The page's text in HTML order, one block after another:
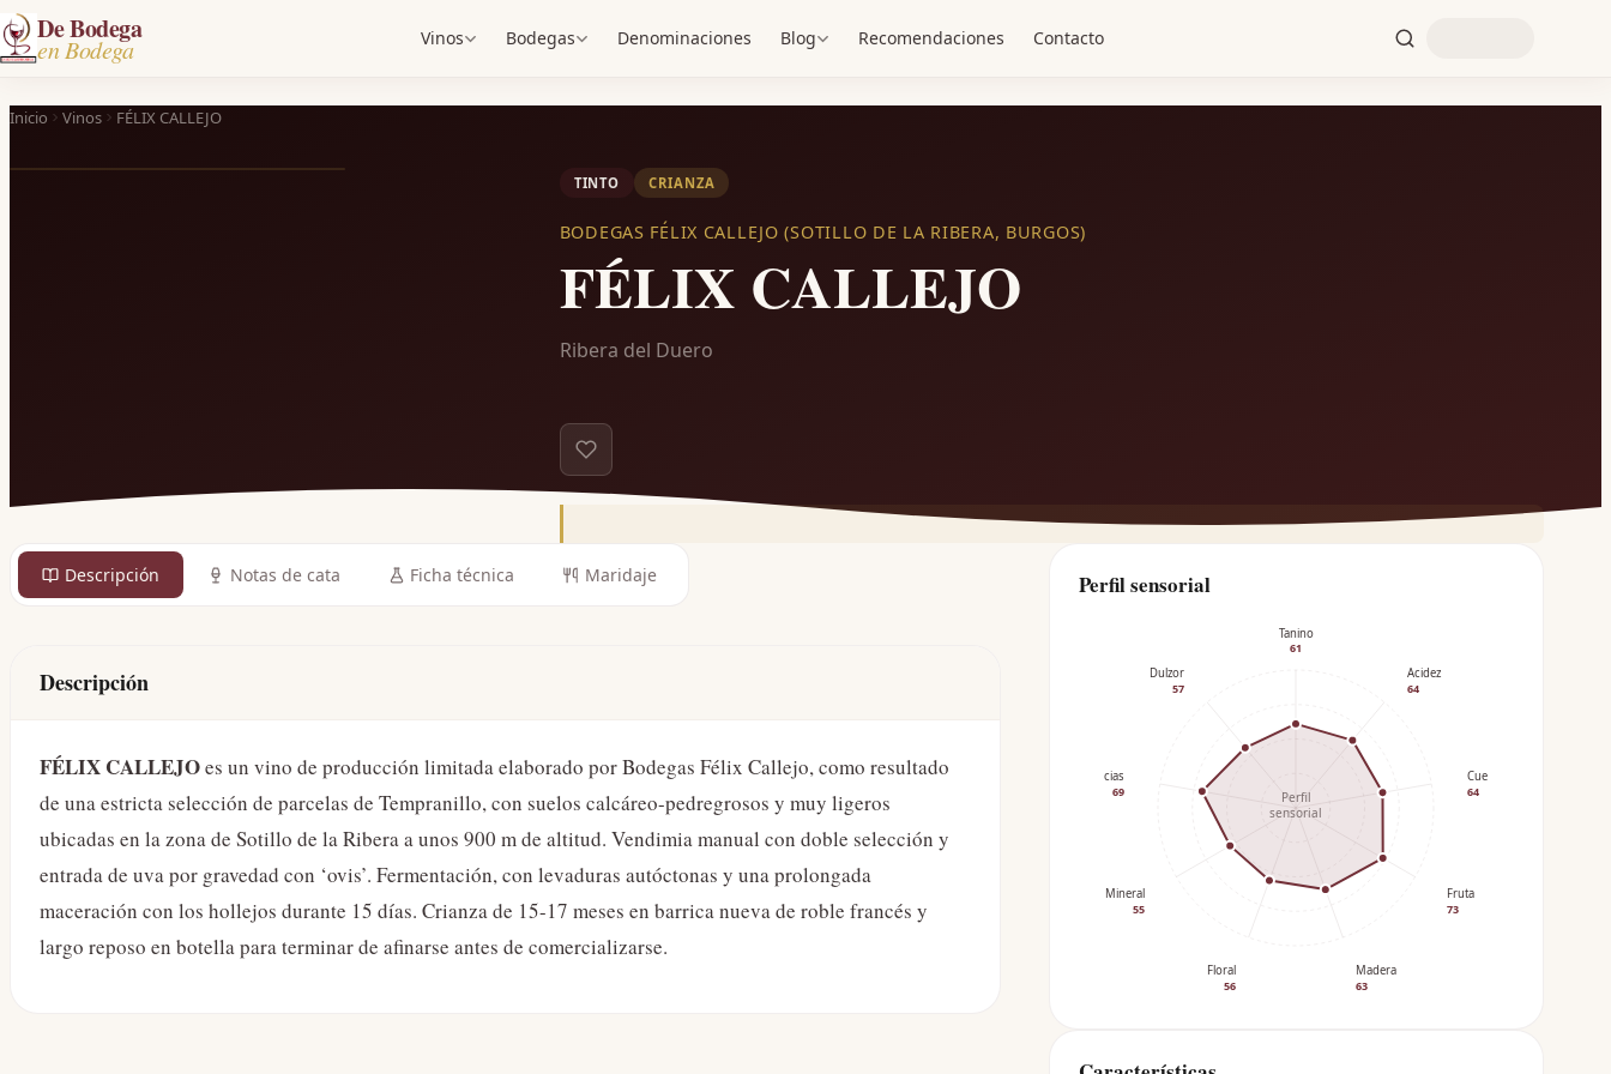
De Bodega
en Bodega Vinos Bodegas Denominaciones Blog Recomendaciones Contacto
Inicio Vinos FÉLIX CALLEJO
TINTO CRIANZA
BODEGAS FÉLIX CALLEJO (SOTILLO DE LA RIBERA, BURGOS)
FÉLIX CALLEJO
Ribera del Duero
Descripción Notas de cata Ficha técnica Maridaje
Descripción
FÉLIX CALLEJOes un vino de producción limitada elaborado por Bodegas Félix Callejo, como resultado
de una estricta selección de parcelas de Tempranillo, con suelos calcáreo-pedregrosos y muy ligeros
ubicadas en la zona de Sotillo de la Ribera a unos 900 m de altitud. Vendimia manual con doble selección y
entrada de uva por gravedad con ‘ovis’. Fermentación, con levaduras autóctonas y una prolongada
maceración con los hollejos durante 15 días. Crianza de 15-17 meses en barrica nueva de roble francés y
largo reposo en botella para terminar de afinarse antes de comercializarse.
Perfil sensorial
Tanino
61
Acidez
64
Cuerpo
64
Fruta
73
Madera
63
Floral
56
Mineral
55
Especias
69
Dulzor
57
Perfil
sensorial